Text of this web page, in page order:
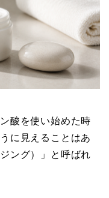
酸を使い始めた時
に見えることはあ
ング）」と呼ばれ